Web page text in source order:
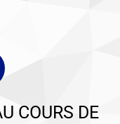
COURS DE